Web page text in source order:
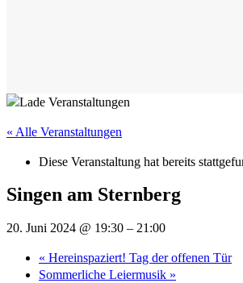
« Alle Veranstaltungen
Diese Veranstaltung hat bereits
Singen am Sternberg
20. Juni 2024 @ 19:30 – 21:00
« Hereinspaziert! Tag der offenen Tür
Sommerliche Leiermusik »